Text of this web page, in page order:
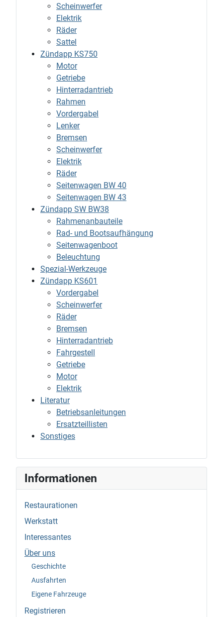
Scheinwerfer
Elektrik
Räder
Sattel
Zündapp KS750
Motor
Getriebe
Hinterradantrieb
Rahmen
Vordergabel
Lenker
Bremsen
Scheinwerfer
Elektrik
Räder
Seitenwagen BW 40
Seitenwagen BW 43
Zündapp SW BW38
Rahmenanbauteile
Rad- und Bootsaufhängung
Seitenwagenboot
Beleuchtung
Spezial-Werkzeuge
Zündapp KS601
Vordergabel
Scheinwerfer
Räder
Bremsen
Hinterradantrieb
Fahrgestell
Getriebe
Motor
Elektrik
Literatur
Betriebsanleitungen
Ersatzteillisten
Sonstiges
Informationen
Restaurationen
Werkstatt
Interessantes
Über uns
Geschichte
Ausfahrten
Eigene Fahrzeuge
Registrieren